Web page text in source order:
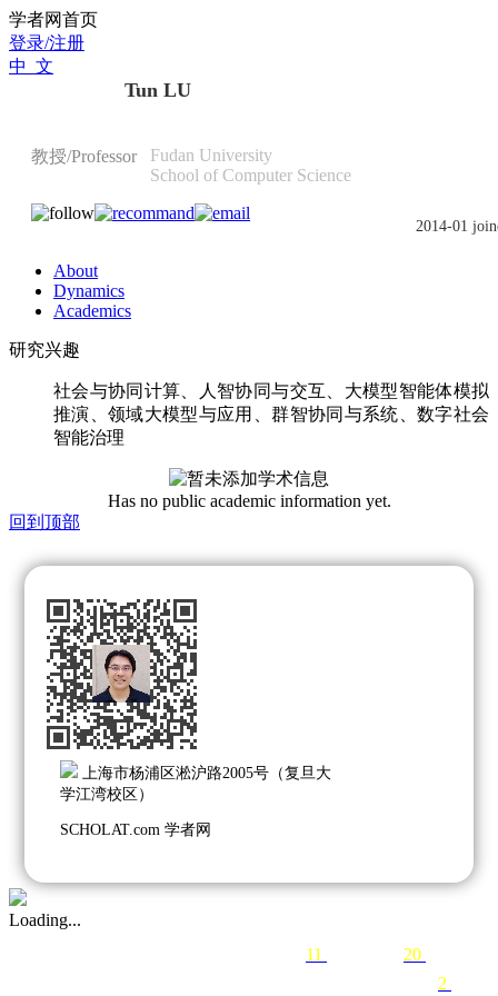
学者网首页
登录/注册
中 文
11 20
2
Tun LU
教授/Professor
Fudan University
School of Computer Science
2014-01
About
Dynamics
Academics
研究兴趣
社会与协同计算、人智协同与交互、大模型智能体模拟
推演、领域大模型与应用、群智协同与系统、数字社会
智能治理
Has no public academic information yet.
回到顶部
上海市杨浦区淞沪路2005号（复旦大
学江湾校区）
SCHOLAT.com 学者网
Loading...